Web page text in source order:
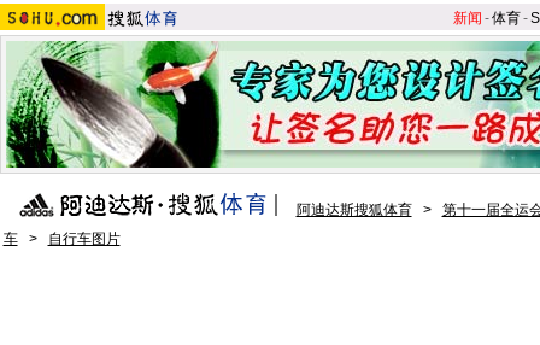
新闻 -体育-S
阿迪达斯搜狐体育 >
第十一届全运
车
> 自行车图片